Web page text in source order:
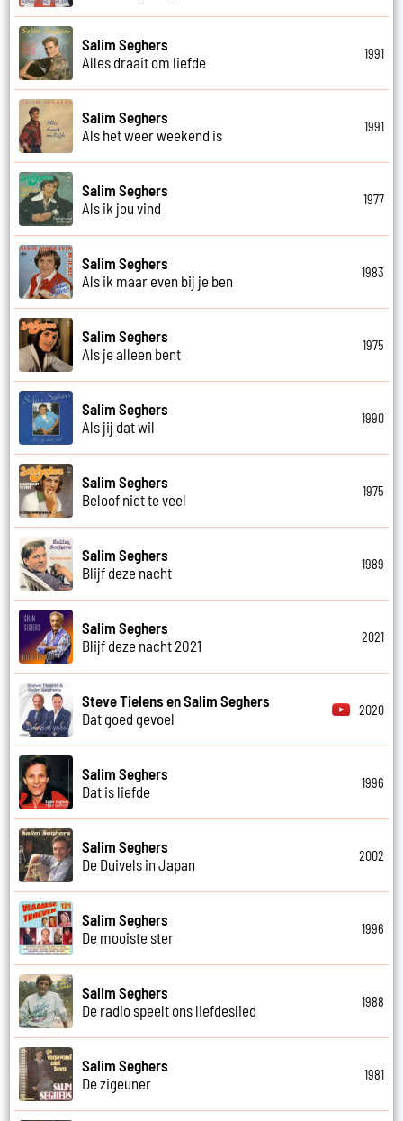
Salim Seghers
Alles draait om liefde
1991
Salim Seghers
Als het weer weekend is
1991
Salim Seghers
Als ik jou vind
1977
Salim Seghers
Als ik maar even bij je ben
1983
Salim Seghers
Als je alleen bent
1975
Salim Seghers
Als jij dat wil
1990
Salim Seghers
Beloof niet te veel
1975
Salim Seghers
Blijf deze nacht
1989
Salim Seghers
Blijf deze nacht 2021
2021
Steve Tielens en Salim Seghers
Dat goed gevoel
2020
Salim Seghers
Dat is liefde
1996
Salim Seghers
De Duivels in Japan
2002
Salim Seghers
De mooiste ster
1996
Salim Seghers
De radio speelt ons liefdeslied
1988
Salim Seghers
De zigeuner
1981